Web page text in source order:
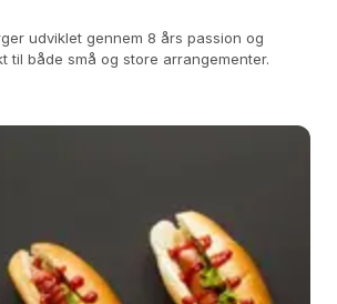
udviklet gennem 8 års passion og
til både små og store arrangementer.